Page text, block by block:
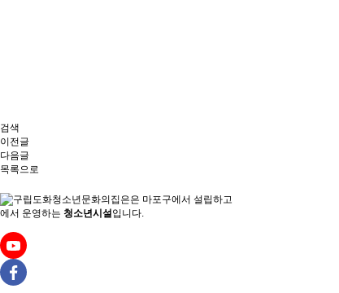
검색
이전글
다음글
목록으로
은 마포구에서 설립하고
에서 운영하는 청소년시설입니다.